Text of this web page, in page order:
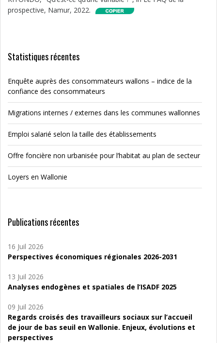
prospective, Namur, 2022.
Statistiques récentes
Enquête auprès des consommateurs wallons – indice de la
confiance des consommateurs
Migrations internes / externes dans les communes wallonnes
Emploi salarié selon la taille des établissements
Offre foncière non urbanisée pour l’habitat au plan de secteur
Loyers en Wallonie
Publications récentes
16 Juil 2026
Perspectives économiques régionales 2026-2031
13 Juil 2026
Analyses endogènes et spatiales de l’ISADF 2025
09 Juil 2026
Regards croisés des travailleurs sociaux sur l’accueil
de jour de bas seuil en Wallonie. Enjeux, évolutions et
perspectives